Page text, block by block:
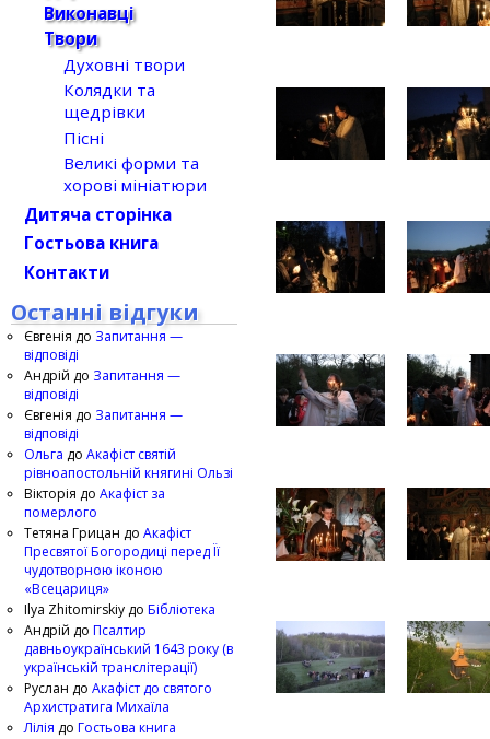
Виконавці
Твори
Духовні твори
Колядки та
щедрівки
Пісні
Великі форми та
хорові мініатюри
Дитяча сторінка
Гостьова книга
Контакти
Останні відгуки
Євгенія до Запитання —
відповіді
Андрій до Запитання —
відповіді
Євгенія до Запитання —
відповіді
Ольга до Акафіст святій
рівноапостольній княгині Ользі
Вікторія до Акафіст за
померлого
Тетяна Грицан до Акафіст
Пресвятої Богородиці перед Її
чудотворною іконою
«Всецариця»
Ilya Zhitomirskiy до Бібліотека
Андрій до Псалтир
давньоукраїнський 1643 року (в
українській транслітерації)
Руслан до Акафіст до святого
Архистратига Михаїла
Лілія до Гостьова книга